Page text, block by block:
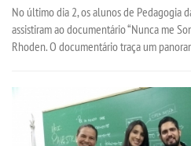
No último dia 2, os alunos de Pedagogia
assistiram ao documentário “Nunca me
Rhoden. O documentário traça um